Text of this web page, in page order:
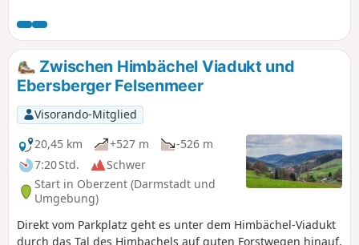
Südrichtung und teilt die abfließenden Wasser in Richtung
Main und Neckar auf.
Zwischen Himbächel Viadukt und
Ebersberger Felsenmeer
Visorando-Mitglied
20,45 km
+527 m
-526 m
7:20 Std.
Schwer
Start in Oberzent (Darmstadt und
Umgebung)
Direkt vom Parkplatz geht es unter dem Himbächel-Viadukt
durch das Tal des Himbachels auf guten Forstwegen hinauf.